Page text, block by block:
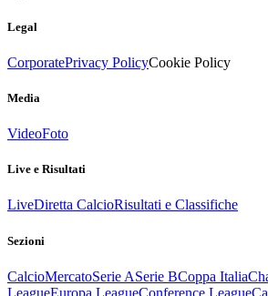
Legal
CorporatePrivacy PolicyCookie Policy
Media
VideoFoto
Live e Risultati
LiveDiretta CalcioRisultati e Classifiche
Sezioni
CalcioMercatoSerie ASerie BCoppa Italia
LeagueEuropa LeagueConference League